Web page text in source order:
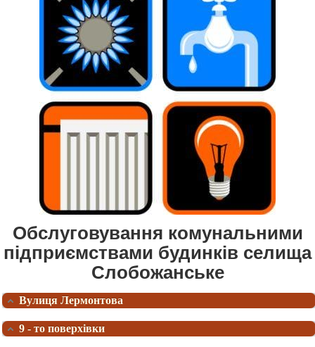
Обслуговування комунальними
підприємствами будинків селища
Слобожанське
Вулиця Лермонтова
9 - то поверхівки